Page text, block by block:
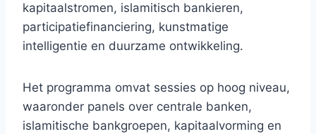
kapitaalstromen, islamitisch bankieren,
participatiefinanciering, kunstmatige
intelligentie en duurzame ontwikkeling.
Het programma omvat sessies op hoog niveau,
waaronder panels over centrale banken,
islamitische bankgroepen, kapitaalvorming en